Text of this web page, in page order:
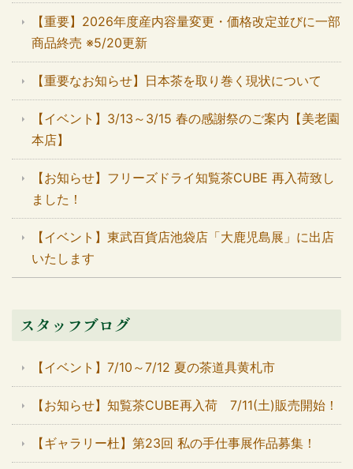
【重要】2026年度産内容量変更・価格改定並びに一部
商品終売 ※5/20更新
【重要なお知らせ】日本茶を取り巻く現状について
【イベント】3/13～3/15 春の感謝祭のご案内【美老園
本店】
【お知らせ】フリーズドライ知覧茶CUBE 再入荷致し
ました！
【イベント】東武百貨店池袋店「大鹿児島展」に出店
いたします
スタッフブログ
【イベント】7/10～7/12 夏の茶道具黄札市
【お知らせ】知覧茶CUBE再入荷 7/11(土)販売開始！
【ギャラリー杜】第23回 私の手仕事展作品募集！